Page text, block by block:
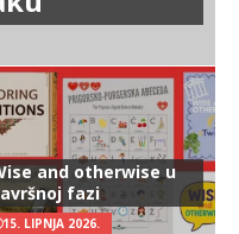
and otherwise u
fazi
15. LIPNJA 2026.